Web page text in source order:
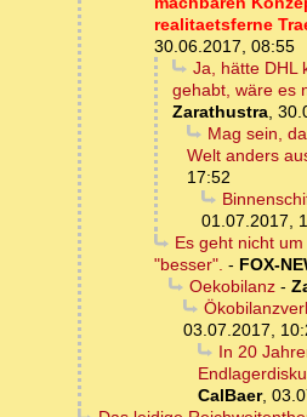
realitaetsferne
30.06.2017, 08:55
Ja, hätte DHL
gehabt, wäre es
Zarathustra,
Mag sein,
Welt anders
17:52
01.07.2017,
Es geht nicht
"besser". - FOX-
Oekobilanz-
03.07.2017,
In 20
CalBaer,